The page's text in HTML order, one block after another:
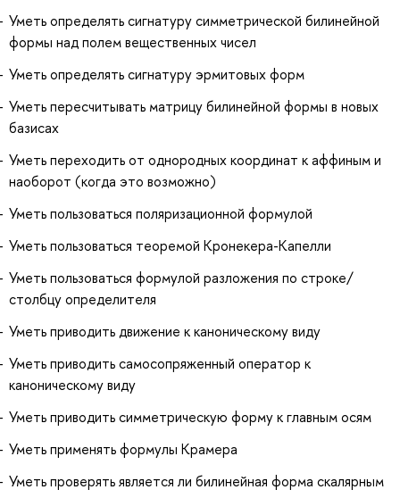
Уметь определять сигнатуру симметрической билинейной
формы над полем вещественных чисел
Уметь определять сигнатуру эрмитовых форм
Уметь пересчитывать матрицу билинейной формы в новых
базисах
Уметь переходить от однородных координат к аффиным и
наоборот (когда это возможно)
Уметь пользоваться поляризационной формулой
Уметь пользоваться теоремой Кронекера-Капелли
Уметь пользоваться формулой разложения по строке/
столбцу определителя
Уметь приводить движение к каноническому виду
Уметь приводить самосопряженный оператор к
каноническому виду
Уметь приводить симметрическую форму к главным осям
Уметь применять формулы Крамера
Уметь проверять является ли билинейная форма скалярным